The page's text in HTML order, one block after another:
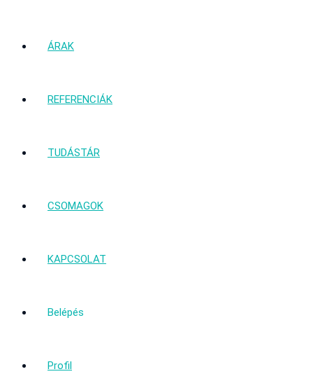
ÁRAK
REFERENCIÁK
TUDÁSTÁR
CSOMAGOK
KAPCSOLAT
Belépés
Profil